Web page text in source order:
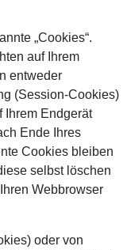
„Cookies“.
auf Ihrem
entweder
(Session-Cookies)
Ihrem Endgerät
Ende Ihres
Cookies bleiben
selbst löschen
Webbrowser
oder von